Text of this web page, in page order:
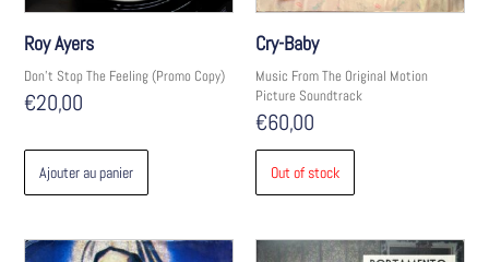
Roy Ayers
Don't Stop The Feeling (Promo Copy)
€20,00
Ajouter au panier
Cry-Baby
Music From The Original Motion
Picture Soundtrack
€60,00
Out of stock